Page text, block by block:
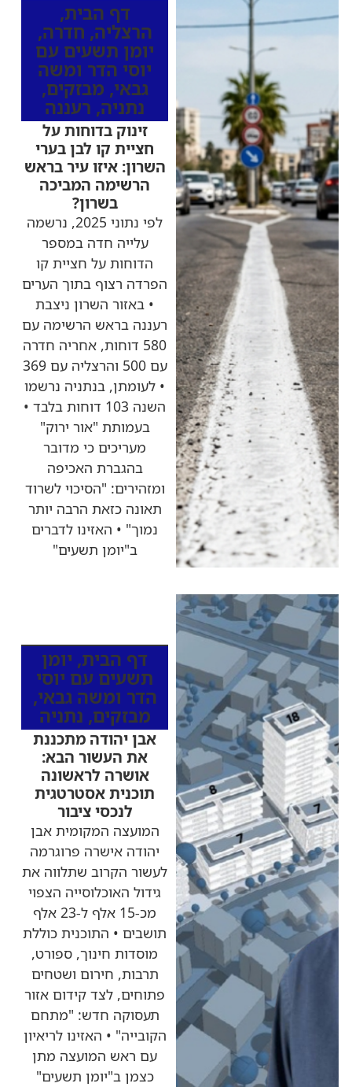
דף הבית,
הרצליה, חדרה,
יומן תשעים עם
יוסי הדר ומשה
גבאי, מבזקים,
נתניה, רעננה
זינוק בדוחות על
חציית קו לבן בערי
השרון: איזו עיר בראש
הרשימה המביכה
בשרון?
לפי נתוני 2025, נרשמה
עלייה חדה במספר
הדוחות על חציית קו
הפרדה רצוף בתוך הערים
• באזור השרון ניצבת
רעננה בראש הרשימה עם
580 דוחות, אחריה חדרה
עם 500 והרצליה עם 369
• לעומתן, בנתניה נרשמו
השנה 103 דוחות בלבד •
בעמותת "אור ירוק"
מעריכים כי מדובר
בהגברת האכיפה
ומזהירים: "הסיכוי לשרוד
תאונה כזאת הרבה יותר
נמוך" • האזינו לדברים
ב"יומן תשעים"
דף הבית, יומן
תשעים עם יוסי
הדר ומשה גבאי,
מבזקים, נתניה
אבן יהודה מתכננת
את העשור הבא:
אושרה לראשונה
תוכנית אסטרטגית
לנכסי ציבור
המועצה המקומית אבן
יהודה אישרה פרוגרמה
לעשור הקרוב שתלווה את
גידול האוכלוסייה הצפוי
מכ-15 אלף ל-23 אלף
תושבים • התוכנית כוללת
מוסדות חינוך, ספורט,
תרבות, חירום ושטחים
פתוחים, לצד קידום אזור
תעסוקה חדש: "מתחם
הקובייה" • האזינו לריאיון
עם ראש המועצה מתן
כצמן ב"יומן תשעים"